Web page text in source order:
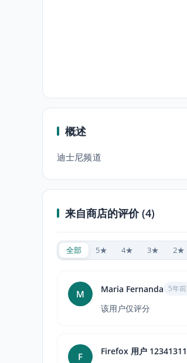
概述
迪士尼频道
来自商店的评价 (4)
全部 5★ 4★ 3★ 2★
M Maria Fernanda 5年前
该用户仅评分
F Firefox 用户 12341311